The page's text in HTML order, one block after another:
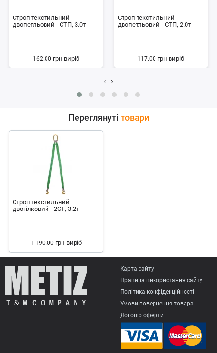
Строп текстильний
двопетльовий - СТП, 3.0т
162.00 грн виріб
Строп текстильний
двопетльовий - СТП, 2.0т
117.00 грн виріб
‹ ›
Переглянуті товари
Строп текстильний
двогілковий - 2СТ, 3.2т
1 190.00 грн виріб
Карта сайту
Правила використання сайту
Політика конфіденційності
Умови повернення товарa
Договір оферти